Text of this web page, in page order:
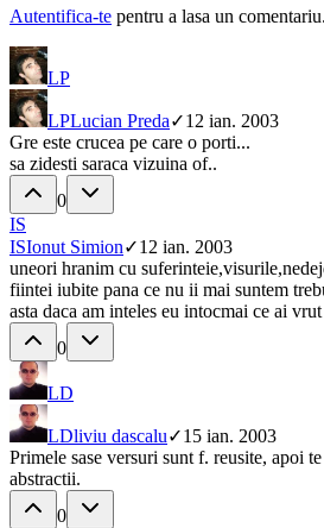
Autentifica-te pentru a lasa un comentariu.
LP
LPLucian Preda✓12 ian. 2003
Gre este crucea pe care o porti...
sa zidesti saraca vizuina of..
0
IS
ISIonut Simion✓12 ian. 2003
uneori hranim cu
fiintei iubite pana ce nu ii mai suntem
asta daca am inteles eu intocmai ce ai
0
LD
LDliviu dascalu✓15 ian. 2003
Primele sase versuri sunt f. reusite, apoi
abstractii.
0